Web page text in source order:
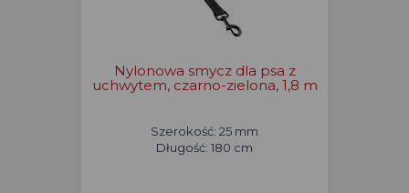
Nylonowa smycz dla psa z
uchwytem, czarno-zielona, 1,8 m
Szerokość: 25 mm
Długość: 180 cm